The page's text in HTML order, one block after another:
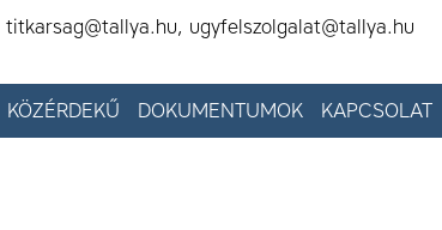
titkarsag@tallya.hu, ugyfelszolgalat@tallya.hu
KÖZÉRDEKŰ DOKUMENTUMOK KAPCSOLAT